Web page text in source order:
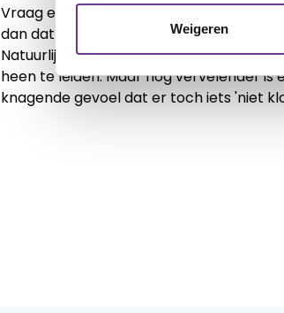
Weigeren
Vraag een second opinion. Als je echt
dan dat een tweede professional
Natuurlijk is het vervelend om je kind
heen te leiden. Maar nog vervelender
knagende gevoel dat er toch iets 'niet